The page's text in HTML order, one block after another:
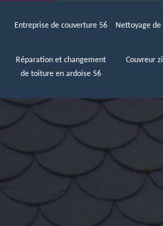
Entreprise de couverture 56 Nettoyage
Réparation et changement
de toiture en ardoise 56
Couvreur